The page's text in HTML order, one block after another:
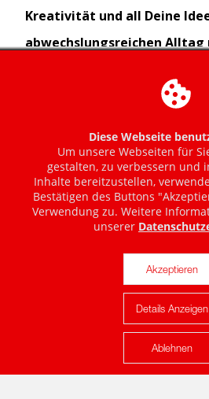
Karte
Diese Webseite
Um unsere Webseiten für
gestalten, zu verbessern und
Inhalte bereitzustellen,
Bestätigen des Buttons
Verwendung zu. Weitere
unserer
Akzeptieren
Details Anzeigen
Ablehnen